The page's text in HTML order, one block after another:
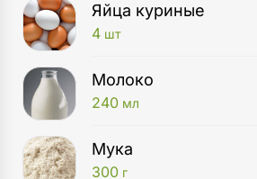
Яйца куриные
4 шт
Молоко
240 мл
Мука
300 г